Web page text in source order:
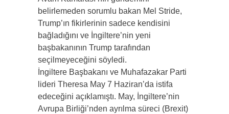
belirlemeden sorumlu bakan Mel Stride,
Trump’ın fikirlerinin sadece kendisini
bağladığını ve İngiltere’nin yeni
başbakanının Trump tarafından
seçilmeyeceğini söyledi.
İngiltere Başbakanı ve Muhafazakar Parti
lideri Theresa May 7 Haziran’da istifa
edeceğini açıklamıştı. May, İngiltere’nin
Avrupa Birliği’nden ayrılma süreci (Brexit)